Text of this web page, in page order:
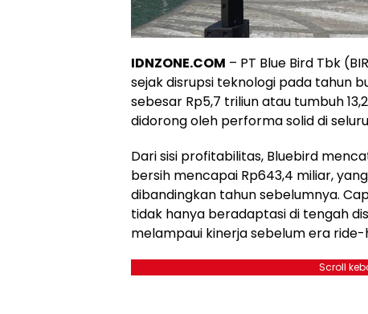
IDNZONE.COM – PT Blue Bird Tbk
sejak disrupsi teknologi pada tahun
sebesar Rp5,7 triliun atau tumbuh
didorong oleh performa solid di
Dari sisi profitabilitas, Bluebird
bersih mencapai Rp643,4 miliar,
dibandingkan tahun sebelumnya.
tidak hanya beradaptasi di tengah
melampaui kinerja sebelum era
Scroll